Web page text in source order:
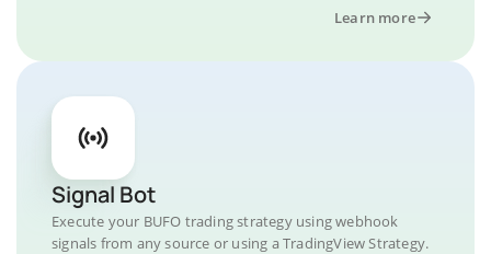
Learn more
Signal Bot
Execute your BUFO trading strategy using webhook
signals from any source or using a TradingView Strategy.